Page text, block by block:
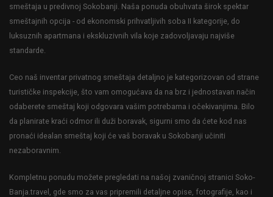
smeštaja u predivnoj Sokobanji. Naša ponuda obuhvata širok spektar
smeštajnih opcija - od ekonomski prihvatljivih soba II kategorije, do
luksuznih apartmana i ekskluzivnih vila koje zadovoljavaju najviše
standarde.
Ceo naš inventar privatnog smeštaja detaljno je kategorizovan od strane
turističke inspekcije, što vam omogućava da na brz i jednostavan način
odaberete smeštaj koji odgovara vašim potrebama i očekivanjima. Bilo
da planirate kraći odmor ili duži boravak, sigurni smo da ćete kod nas
pronaći idealan smeštaj koji će vaš boravak u Sokobanji učiniti
nezaboravnim.
Kompletnu ponudu možete pregledati na našoj zvaničnoj stranici Soko-
Banja.travel, gde smo za vas pripremili detaljne opise, fotografije, kao i